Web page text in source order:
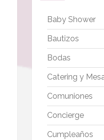
Baby Shower
Bautizos
Bodas
Catering y
Comuniones
Concierge
Cumpleaños